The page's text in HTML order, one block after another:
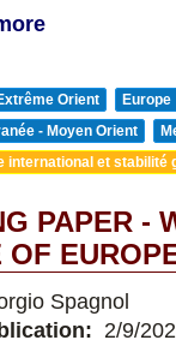
Orient
Europe
- Moyen Orient
international et stabilité
PAPER -
OF
Spagnol
2/9/